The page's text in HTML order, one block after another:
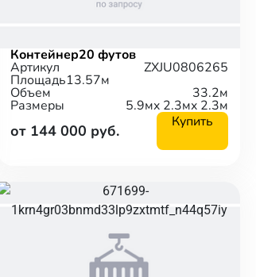
Контейнер20 футов
Артикул ZXJU0806265
Площадь13.57м
Объем 33.2м
Размеры 5.9мx 2.3мx 2.3м
от 144 000 руб. Купить